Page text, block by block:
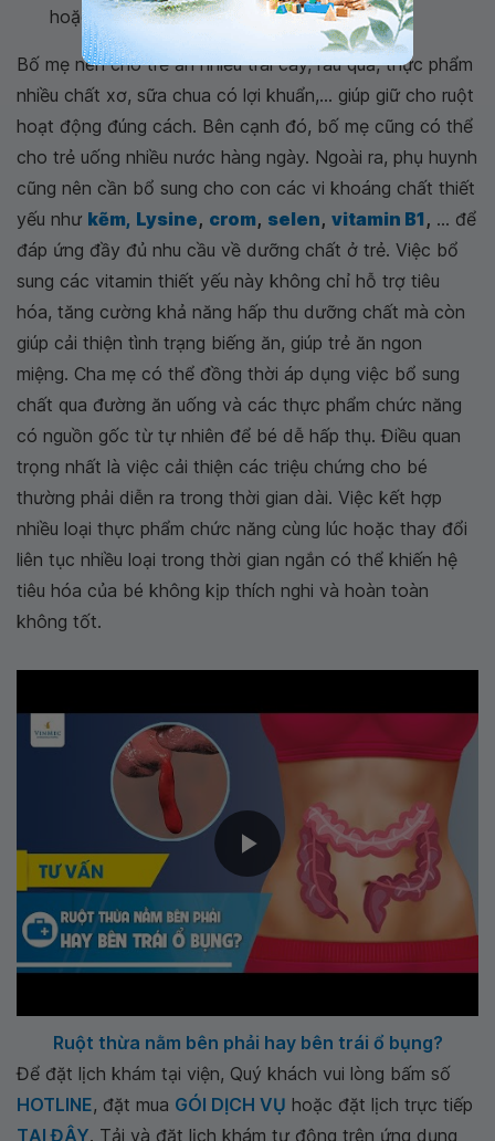
hoặc pho mát.
Bố mẹ nên cho trẻ ăn nhiều trái cây, rau quả, thực phẩm
nhiều chất xơ, sữa chua có lợi khuẩn,... giúp giữ cho ruột
hoạt động đúng cách. Bên cạnh đó, bố mẹ cũng có thể
cho trẻ uống nhiều nước hàng ngày. Ngoài ra, phụ huynh
cũng nên cần bổ sung cho con các vi khoáng chất thiết
yếu như kẽm, Lysine, crom, selen, vitamin B1 , ... để
đáp ứng đầy đủ nhu cầu về dưỡng chất ở trẻ. Việc bổ
sung các vitamin thiết yếu này không chỉ hỗ trợ tiêu
hóa, tăng cường khả năng hấp thu dưỡng chất mà còn
giúp cải thiện tình trạng biếng ăn, giúp trẻ ăn ngon
miệng. Cha mẹ có thể đồng thời áp dụng việc bổ sung
chất qua đường ăn uống và các thực phẩm chức năng
có nguồn gốc từ tự nhiên để bé dễ hấp thụ. Điều quan
trọng nhất là việc cải thiện các triệu chứng cho bé
thường phải diễn ra trong thời gian dài. Việc kết hợp
nhiều loại thực phẩm chức năng cùng lúc hoặc thay đổi
liên tục nhiều loại trong thời gian ngắn có thể khiến hệ
tiêu hóa của bé không kịp thích nghi và hoàn toàn
không tốt.
Ruột thừa nằm bên phải hay bên trái ổ bụng?
Để đặt lịch khám tại viện, Quý khách vui lòng bấm số
HOTLINE, đặt mua GÓI DỊCH VỤ hoặc đặt lịch trực tiếp
TẠI ĐÂY. Tải và đặt lịch khám tự động trên ứng dụng